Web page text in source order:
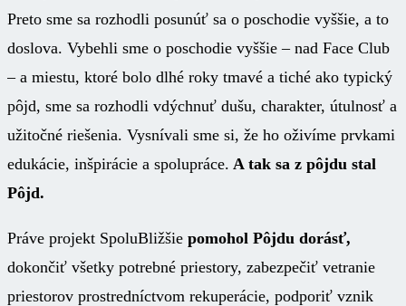
Preto sme sa rozhodli posunúť sa o poschodie vyššie, a to
doslova. Vybehli sme o poschodie vyššie – nad Face Club
– a miestu, ktoré bolo dlhé roky tmavé a tiché ako typický
pôjd, sme sa rozhodli vdýchnuť dušu, charakter, útulnosť a
užitočné riešenia. Vysnívali sme si, že ho oživíme prvkami
edukácie, inšpirácie a spolupráce. A tak sa z pôjdu stal
Pôjd.
Práve projekt SpoluBližšie pomohol Pôjdu dorásť,
dokončiť všetky potrebné priestory, zabezpečiť vetranie
priestorov prostredníctvom rekuperácie, podporiť vznik